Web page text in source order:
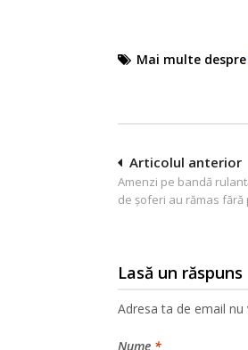
Mai multe despre
Navigare
în
Articolul anterior
Amenzi pe bandă
de șoferi au rămas
Lasă un răspuns
Adresa ta de email nu
Nume *